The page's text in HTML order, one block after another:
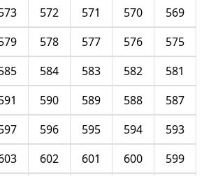
569
570
571
572
575
576
577
578
581
582
583
584
587
588
589
590
593
594
595
596
599
600
601
602